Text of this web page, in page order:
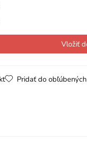
Pridať do obľúbených